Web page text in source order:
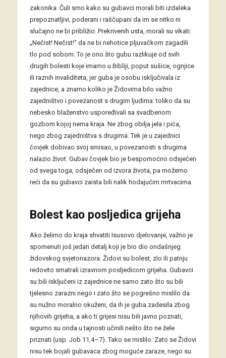
zakonika. Čuli smo kako su gubavci morali biti izdaleka
prepoznatljivi, poderani i raščupani da im se nitko ni
slučajno ne bi približio. Prekrivenih usta, morali su vikati:
„Nečist! Nečist!“ da ne bi nehotice pljuvačkom zagadili
tlo pod sobom. To je ono što gubu razlikuje od svih
drugih bolesti koje imamo u Bibliji, poput sušice, ognjice
ili raznih invaliditeta, jer guba je osobu isključivala iz
zajednice, a znamo koliko je Židovima bilo važno
zajedništvo i povezanost s drugim ljudima: toliko da su
nebesko blaženstvo uspoređivali sa svadbenom
gozbom kojoj nema kraja. Ne zbog obilja jela i pića,
nego zbog zajedništva s drugima. Tek je u zajednici
čovjek dobivao svoj smisao, u povezanosti s drugima
nalazio život. Gubav čovjek bio je bespomoćno odsječen
od svega toga, odsječen od izvora života, pa možemo
reći da su gubavci zaista bili nalik hodajućim mrtvacima.
Bolest kao posljedica grijeha
Ako želimo do kraja shvatiti Isusovo djelovanje, važno je
spomenuti još jedan detalj koji je bio dio ondašnjeg
židovskog svjetonazora: Židovi su bolest, zlo ili patnju
redovito smatrali izravnom posljedicom grijeha. Gubavci
su bili isključeni iz zajednice ne samo zato što su bili
tjelesno zarazni nego i zato što se pogrešno mislilo da
su nužno moralno okuženi, da ih je guba zadesila zbog
njihovih grijeha, a ako ti grijesi nisu bili javno poznati,
sigurno su onda u tajnosti učinili nešto što ne žele
priznati (usp. Job 11,4–7). Tako se mislilo. Zato se Židovi
nisu tek bojali gubavaca zbog moguće zaraze, nego su